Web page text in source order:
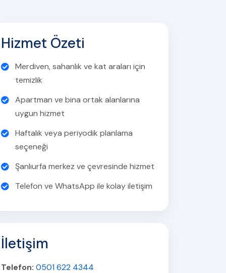
Hizmet Özeti
Merdiven, sahanlık ve kat araları için
temizlik
Apartman ve bina ortak alanlarına
uygun hizmet
Haftalık veya periyodik planlama
seçeneği
Şanlıurfa merkez ve çevresinde hizmet
Telefon ve WhatsApp ile kolay iletişim
İletişim
Telefon: 0501 622 4344